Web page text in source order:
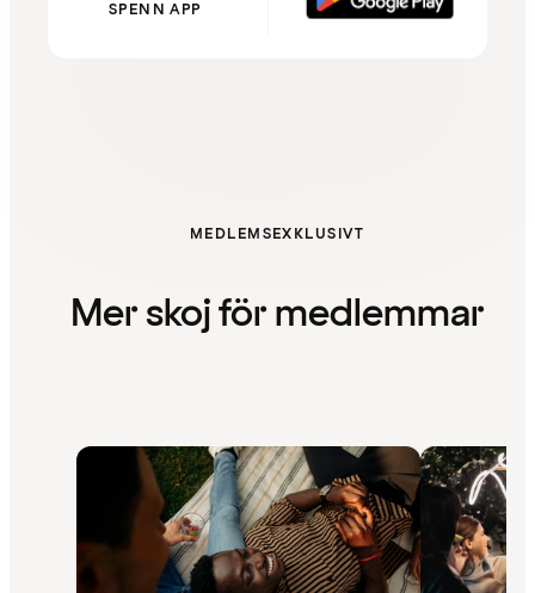
SPENN APP
MEDLEMSEXKLUSIVT
Mer skoj för medlemmar